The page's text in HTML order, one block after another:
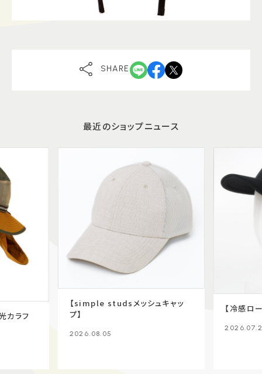
SHARE
最近のショップニュース
カラフ
【simple studsメッシュキャッ
プ】
2026.08.05
【冷感ロ